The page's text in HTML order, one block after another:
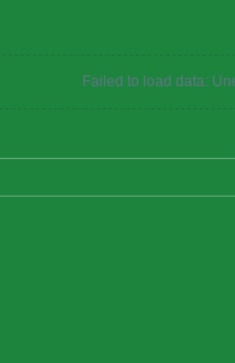
Failed to load data: